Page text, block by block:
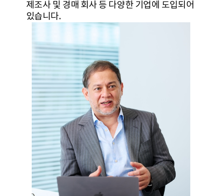
제조사 및 경매 회사 등 다양한 기업에 도입되어
있습니다.